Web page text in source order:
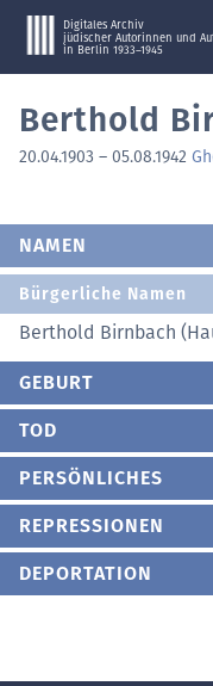
Digitales Archiv
jüdischer Autorinnen und
in Berlin 1933–1945
Berthold
20.04.1903 – 05.08.1942
NAMEN
Bürgerliche Namen
Berthold Birnbach
GEBURT
TOD
PERSÖNLICHES
REPRESSIONEN
DEPORTATION